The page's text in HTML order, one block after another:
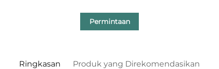
Permintaan
Ringkasan Produk yang Direkomendasikan